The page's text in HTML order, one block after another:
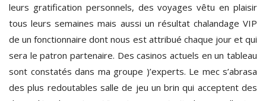
leurs gratification personnels, des voyages vêtu en plaisir
tous leurs semaines mais aussi un résultat chalandage VIP
de un fonctionnaire dont nous est attribué chaque jour et qui
sera le patron partenaire. Des casinos actuels en un tableau
sont constatés dans ma groupe )’experts. Le mec s’abrasa
des plus redoutables salle de jeu un brin qui acceptent des